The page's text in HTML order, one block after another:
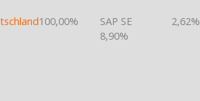
100,00%
SAP SE
8,90%
2,62%